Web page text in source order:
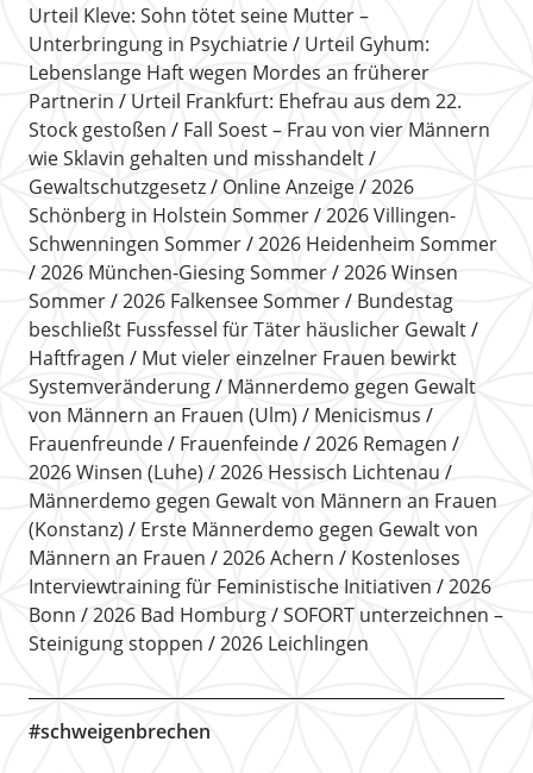
Urteil Kleve: Sohn tötet seine Mutter –
Unterbringung in Psychiatrie
Urteil Gyhum:
Lebenslange Haft wegen Mordes an früherer
Partnerin
Urteil Frankfurt: Ehefrau aus dem 22.
Stock gestoßen
Fall Soest – Frau von vier Männern
wie Sklavin gehalten und misshandelt
Gewaltschutzgesetz
Online Anzeige
2026
Schönberg in Holstein Sommer
2026 Villingen-
Schwenningen Sommer
2026 Heidenheim Sommer
2026 München-Giesing Sommer
2026 Winsen
Sommer
2026 Falkensee Sommer
Bundestag
beschließt Fussfessel für Täter häuslicher Gewalt
Haftfragen
Mut vieler einzelner Frauen bewirkt
Systemveränderung
Männerdemo gegen Gewalt
von Männern an Frauen (Ulm)
Menicismus
Frauenfreunde
Frauenfeinde
2026 Remagen
2026 Winsen (Luhe)
2026 Hessisch Lichtenau
Männerdemo gegen Gewalt von Männern an Frauen
(Konstanz)
Erste Männerdemo gegen Gewalt von
Männern an Frauen
2026 Achern
Kostenloses
Interviewtraining für Feministische Initiativen
2026
Bonn
2026 Bad Homburg
SOFORT unterzeichnen –
Steinigung stoppen
2026 Leichlingen
#schweigenbrechen